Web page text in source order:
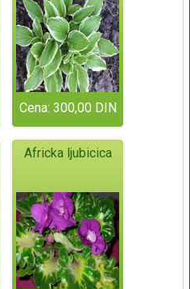
Cena: 300,00 DIN
Africka ljubicica